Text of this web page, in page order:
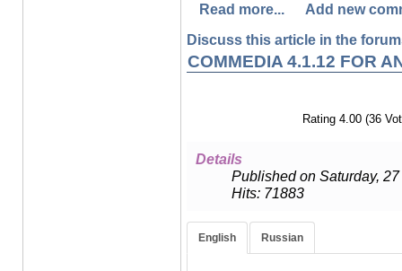
Read more...
Add new
Discuss this article in the
COMMEDIA 4.1.12 FOR
Rating 4.00 (36
Details
Published on Saturday,
Hits: 71883
English Russian
Некоторые из моих